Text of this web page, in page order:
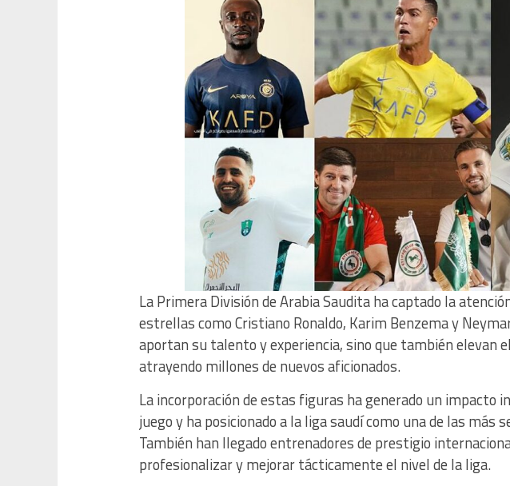
La Primera División de Arabia Saudita ha captado la
estrellas como Cristiano Ronaldo, Karim Benzema y
aportan su talento y experiencia, sino que también elevan
atrayendo millones de nuevos aficionados.
La incorporación de estas figuras ha generado un impacto
juego y ha posicionado a la liga saudí como una de las más
También han llegado entrenadores de prestigio
profesionalizar y mejorar tácticamente el nivel de la liga.